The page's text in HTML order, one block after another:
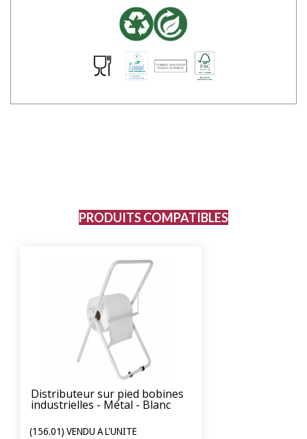
PRODUITS COMPATIBLES
Distributeur sur pied bobines
industrielles - Métal - Blanc
(156.01) VENDU À L'UNITÉ